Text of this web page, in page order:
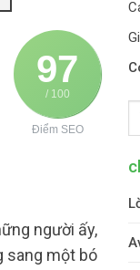
97
/ 100
Điểm SEO
người ấy,
sang một bó